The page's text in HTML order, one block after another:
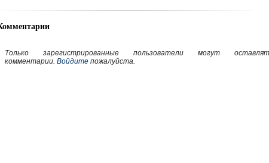
Только зарегистрированные пользователи могут
комментарии. Войдитепожалуйста.